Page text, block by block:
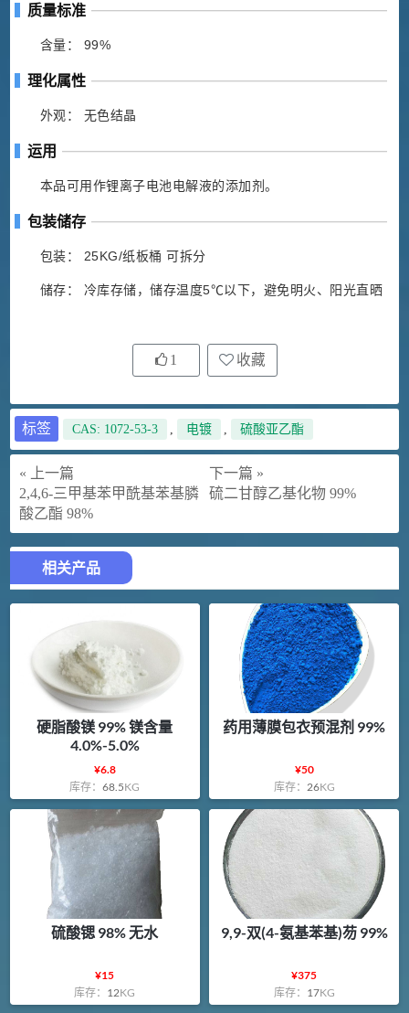
质量标准
含量： 99%
理化属性
外观： 无色结晶
运用
本品可用作锂离子电池电解液的添加剂。
包装储存
包装： 25KG/纸板桶 可拆分
储存： 冷库存储，储存温度5℃以下，避免明火、阳光直晒
1 收藏
标签 CAS: 1072-53-3 , 电镀 , 硫酸亚乙酯
« 上一篇
2,4,6-三甲基苯甲酰基苯基膦
酸乙酯 98%
下一篇 »
硫二甘醇乙基化物 99%
相关产品
硬脂酸镁 99% 镁含量
4.0%-5.0%
¥6.8
库存：68.5KG
药用薄膜包衣预混剂 99%
¥50
库存： 26KG
硫酸锶 98% 无水
¥15
库存： 12KG
9,9-双(4-氨基苯基)芴 99%
¥375
库存： 17KG